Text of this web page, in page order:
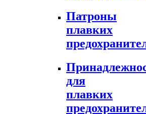
Патроны
плавких
для
плавких